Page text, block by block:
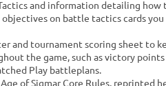
and information detailing
on battle tactics cards you
and tournament scoring sheet to
the game, such as victory
Play battleplans.
of Sigmar Core Rules, reprinted